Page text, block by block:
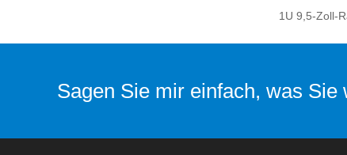
1U 9,5-Zoll-
Sagen Sie mir einfach, was